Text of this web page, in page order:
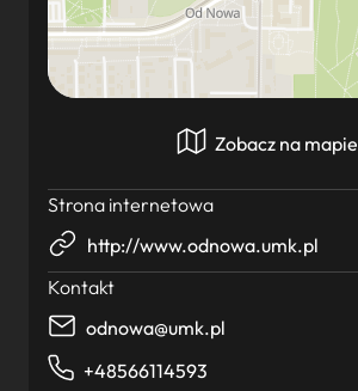
Zobacz na mapie
Strona internetowa
http://www.odnowa.umk.pl
Kontakt
odnowa@umk.pl
+48566114593